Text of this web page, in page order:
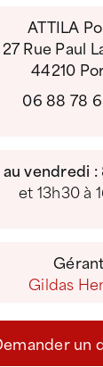
ATTILA
27 Rue Paul
44210
06 88 78
vendredi :
et 13h30 à
Gildas
un